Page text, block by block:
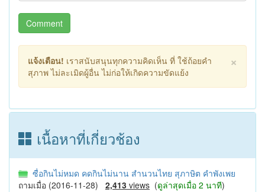
Comment
×
แจ้งเตือน! เราสนับสนุนทุกความคิดเห็น ที่ ใช้ถ้อยคำ
สุภาพ ไม่ละเมิดผู้อื่น ไม่ก่อให้เกิดความขัดแย้ง
เนื้อหาที่เกี่ยวช้อง
ซื่อกินไม่หมด คดกินไม่นาน สำนวนไทย สุภาษิต คำพังเพย
ถามเมื่อ (2016-11-28) 2,413 views (ดูล่าสุดเมื่อ 2 นาที)